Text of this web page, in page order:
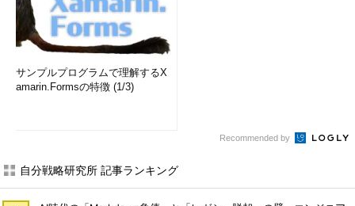
サンプルプログラムで理解するX
amarin.Formsの特徴 (1/3)
Recommended by
自分戦略研究所 記事ランキング